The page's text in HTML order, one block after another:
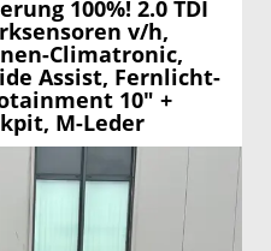
100%! 2.0 TDI
v/h,
Climatronic,
Assist, Fernlicht-
10" +
M-Leder